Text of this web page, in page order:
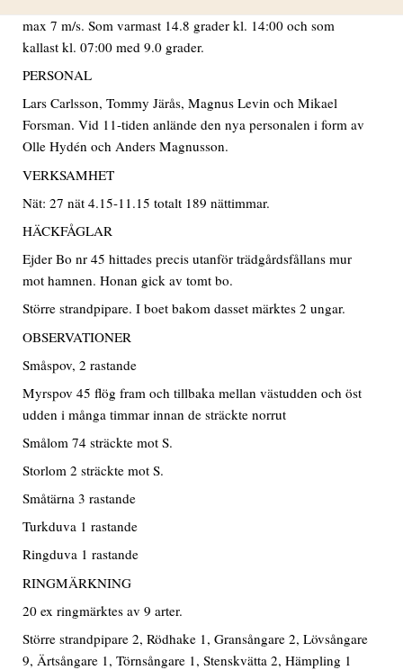
max 7 m/s. Som varmast 14.8 grader kl. 14:00 och som
kallast kl. 07:00 med 9.0 grader.
PERSONAL
Lars Carlsson, Tommy Järås, Magnus Levin och Mikael
Forsman. Vid 11-tiden anlände den nya personalen i form av
Olle Hydén och Anders Magnusson.
VERKSAMHET
Nät: 27 nät 4.15-11.15 totalt 189 nättimmar.
HÄCKFÅGLAR
Ejder Bo nr 45 hittades precis utanför trädgårdsfållans mur
mot hamnen. Honan gick av tomt bo.
Större strandpipare. I boet bakom dasset märktes 2 ungar.
OBSERVATIONER
Småspov, 2 rastande
Myrspov 45 flög fram och tillbaka mellan västudden och öst
udden i många timmar innan de sträckte norrut
Smålom 74 sträckte mot S.
Storlom 2 sträckte mot S.
Småtärna 3 rastande
Turkduva 1 rastande
Ringduva 1 rastande
RINGMÄRKNING
20 ex ringmärktes av 9 arter.
Större strandpipare 2, Rödhake 1, Gransångare 2, Lövsångare
9, Ärtsångare 1, Törnsångare 1, Stenskvätta 2, Hämpling 1